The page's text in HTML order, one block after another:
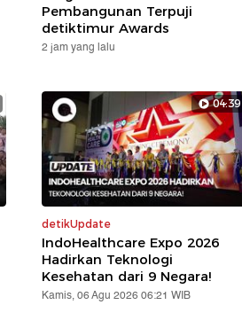
Pembangunan Terpuji
detiktimur Awards
2 jam yang lalu
04:39
detikUpdate
IndoHealthcare Expo 2026
Hadirkan Teknologi
Kesehatan dari 9 Negara!
Kamis, 06 Agu 2026 06:21 WIB